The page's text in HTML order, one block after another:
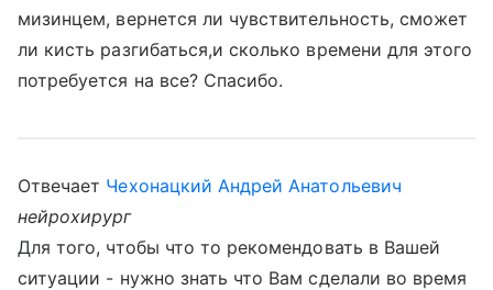
мизинцем, вернется ли чувствительность, сможет
ли кисть разгибаться,и сколько времени для этого
потребуется на все? Спасибо.
Отвечает Чехонацкий Андрей Анатольевич
нейрохирург
Для того, чтобы что то рекомендовать в Вашей
ситуации - нужно знать что Вам сделали во время